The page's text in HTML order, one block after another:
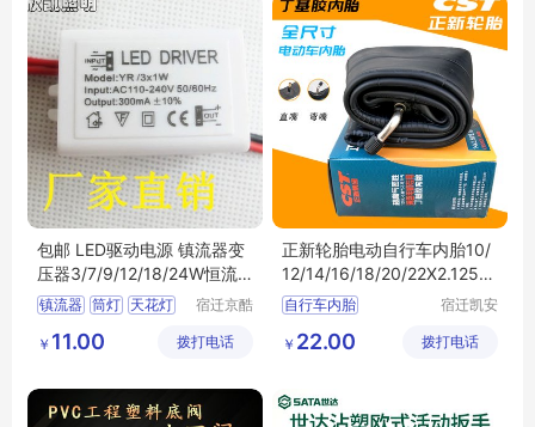
包邮 LED驱动电源 镇流器变
压器3/7/9/12/18/24W恒流
筒灯天花射灯
镇流器 筒灯 天花灯
宿迁京酷
有限公司
￥ 11.00 拨打电话
正新轮胎电动自行车内胎10/
12/14/16/18/20/22X2.125/
2.5/3.0寸
自行车内胎
自行车内胆
宿迁凯安
有限公司
￥ 22.00 拨打电话